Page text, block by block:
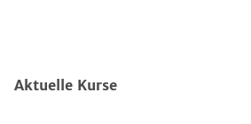
Aktuelle Kurse